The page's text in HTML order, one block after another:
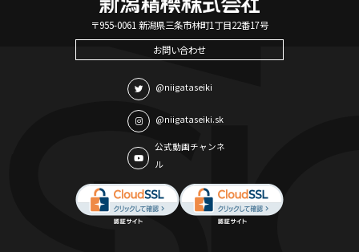
〒955-0061 新潟県三条市林町1丁目22番17号
お問い合わせ
@niigataseiki
@niigataseiki.sk
公式動画チャンネ
ル